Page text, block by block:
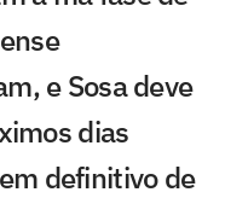
e Sosa deve
dias
definitivo de